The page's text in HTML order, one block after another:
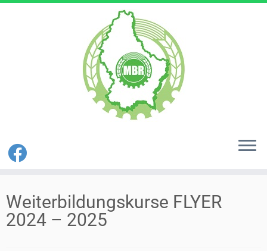
Inhalt
springen
Weiterbildungskurse FLYER
2024 – 2025